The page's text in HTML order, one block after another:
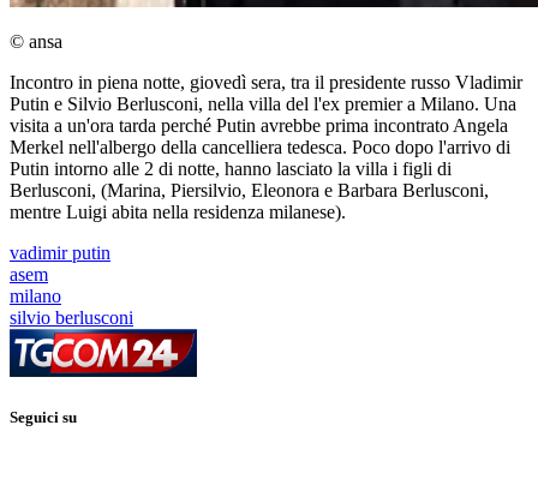
© ansa
Incontro in piena notte, giovedì sera, tra il presidente russo Vladimir
Putin e Silvio Berlusconi, nella villa del l'ex premier a Milano. Una
visita a un'ora tarda perché Putin avrebbe prima incontrato Angela
Merkel nell'albergo della cancelliera tedesca. Poco dopo l'arrivo di
Putin intorno alle 2 di notte, hanno lasciato la villa i figli di
Berlusconi, (Marina, Piersilvio, Eleonora e Barbara Berlusconi,
mentre Luigi abita nella residenza milanese).
vadimir putin
asem
milano
silvio berlusconi
Seguici su